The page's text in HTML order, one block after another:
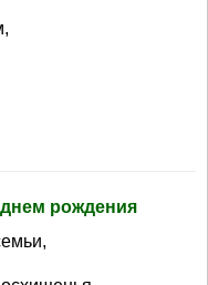
рождения